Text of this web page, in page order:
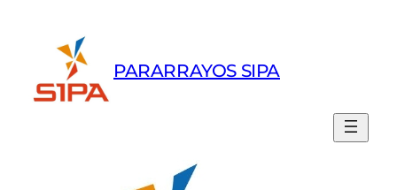
PARARRAYOS SIPA